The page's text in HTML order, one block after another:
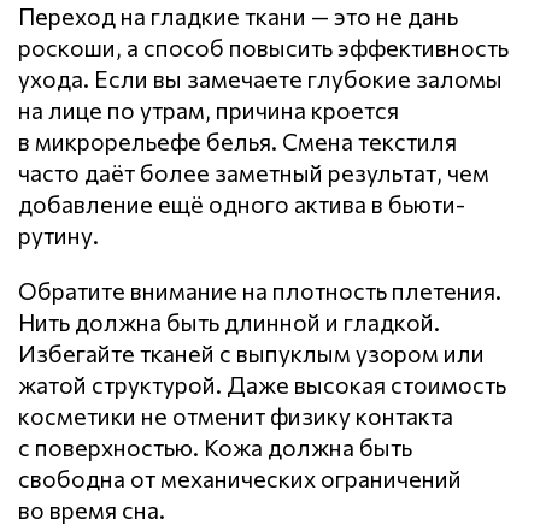
Переход на гладкие ткани — это не дань
роскоши, а способ повысить эффективность
ухода. Если вы замечаете глубокие заломы
на лице по утрам, причина кроется
в микрорельефе белья. Смена текстиля
часто даёт более заметный результат, чем
добавление ещё одного актива в бьюти-
рутину.
Обратите внимание на плотность плетения.
Нить должна быть длинной и гладкой.
Избегайте тканей с выпуклым узором или
жатой структурой. Даже высокая стоимость
косметики не отменит физику контакта
с поверхностью. Кожа должна быть
свободна от механических ограничений
во время сна.